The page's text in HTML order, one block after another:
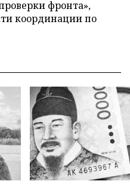
фронта»,
координации по